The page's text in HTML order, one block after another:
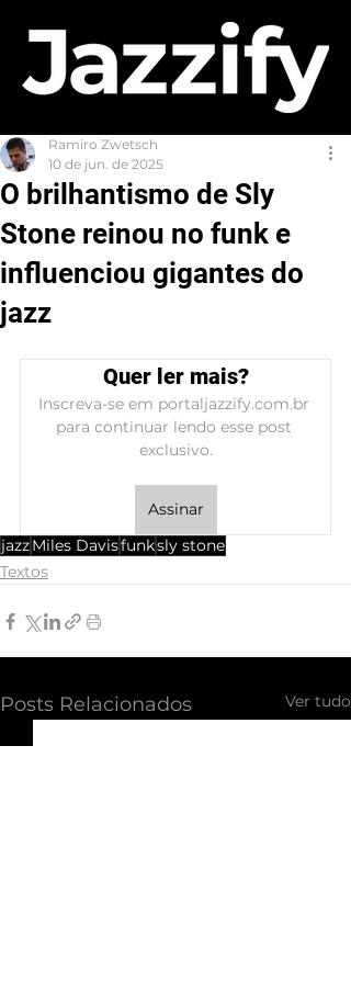
O brilhantismo de Sly
Stone reinou no funk e
influenciou gigantes do
jazz
Ramiro Zwetsch
10 de jun. de 2025
Quer ler mais?
Inscreva-se em portaljazzify.com.br
para continuar lendo esse post
exclusivo.
Assinar
jazzMiles Davisfunksly stone
Textos
Posts Relacionados Ver tudo